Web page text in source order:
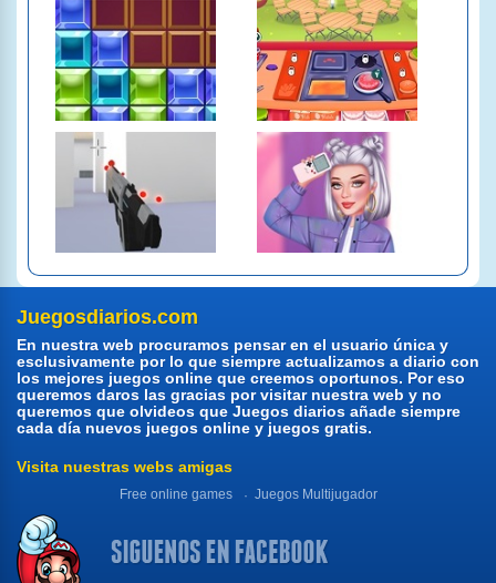
Juegosdiarios.com
En nuestra web procuramos pensar en el usuario única y
esclusivamente por lo que siempre actualizamos a diario con
los mejores juegos online que creemos oportunos. Por eso
queremos daros las gracias por visitar nuestra web y no
queremos que olvideos que Juegos diarios añade siempre
cada día nuevos juegos online y juegos gratis.
Visita nuestras webs amigas
Free online games Juegos Multijugador